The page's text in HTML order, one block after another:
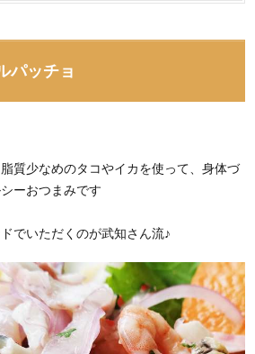
パッチョ
質少なめのタコやイカを使って、身体づ
ーおつまみです
でいただくのが武知さん流♪